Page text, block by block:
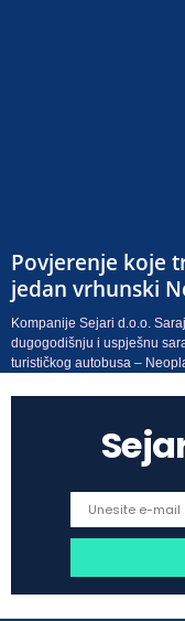
Povjerenje koje
jedan vrhunski
Kompanije Sejari d.o.o.
dugogodišnju i uspješnu
turističkog autobusa –